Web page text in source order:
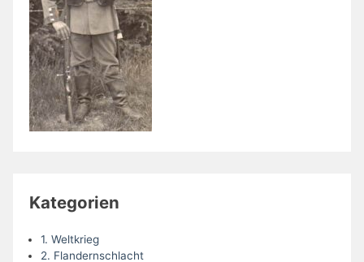
Kategorien
1. Weltkrieg
2. Flandernschlacht